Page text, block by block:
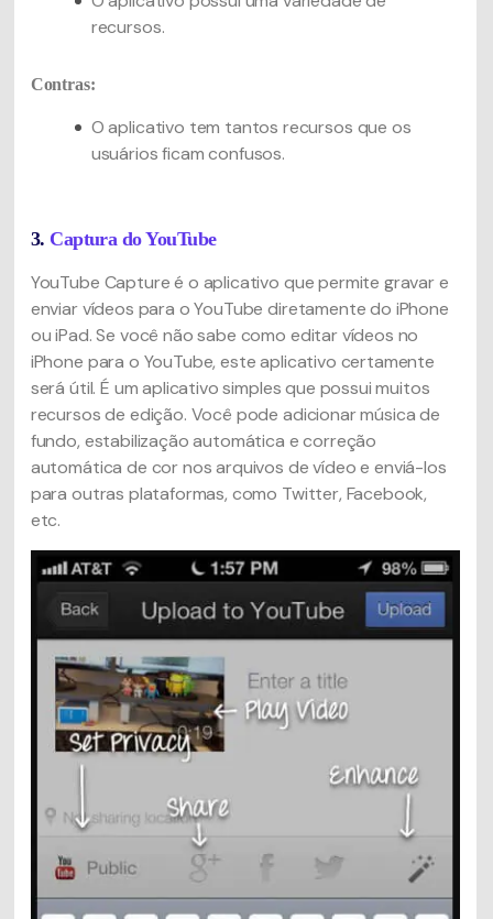
recursos.
Contras:
O aplicativo tem tantos recursos que os
usuários ficam confusos.
3. Captura do YouTube
YouTube Capture é o aplicativo que permite gravar e
enviar vídeos para o YouTube diretamente do iPhone
ou iPad. Se você não sabe como editar vídeos no
iPhone para o YouTube, este aplicativo certamente
será útil. É um aplicativo simples que possui muitos
recursos de edição. Você pode adicionar música de
fundo, estabilização automática e correção
automática de cor nos arquivos de vídeo e enviá-los
para outras plataformas, como Twitter, Facebook,
etc.